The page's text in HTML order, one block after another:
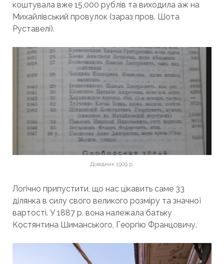
коштувала вже 15,000 рублів та виходила аж на
Михайлівський провулок (зараз пров. Шота
Руставелі).
Довідник 1909 р.
Логічно припустити, що нас цікавить саме 33
ділянка в силу свого великого розміру та значної
вартості. У 1887 р. вона належала батьку
Костянтина Шиманського, Георгію Францовичу.